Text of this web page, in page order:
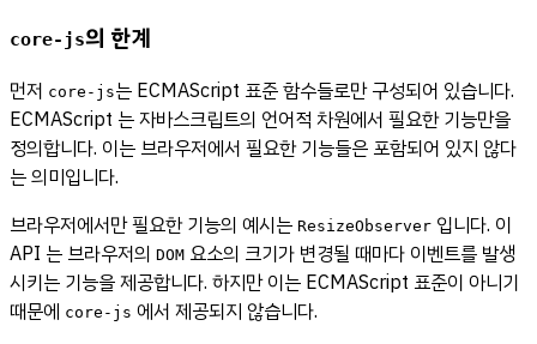
core-js의 한계
먼저 core-js는 ECMAScript 표준 함수들로만 구성되어 있습니다.
ECMAScript 는 자바스크립트의 언어적 차원에서 필요한 기능만을
정의합니다. 이는 브라우저에서 필요한 기능들은 포함되어 있지 않다
는 의미입니다.
브라우저에서만 필요한 기능의 예시는 ResizeObserver 입니다. 이
API 는 브라우저의 DOM 요소의 크기가 변경될 때마다 이벤트를 발생
시키는 기능을 제공합니다. 하지만 이는 ECMAScript 표준이 아니기
때문에 core-js 에서 제공되지 않습니다.